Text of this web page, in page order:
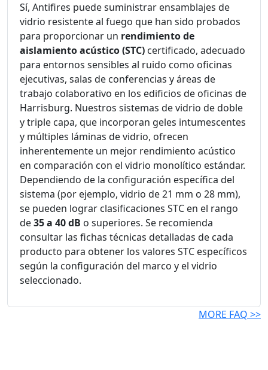
Sí, Antifires puede suministrar ensamblajes de
vidrio resistente al fuego que han sido probados
para proporcionar un rendimiento de
aislamiento acústico (STC) certificado, adecuado
para entornos sensibles al ruido como oficinas
ejecutivas, salas de conferencias y áreas de
trabajo colaborativo en los edificios de oficinas de
Harrisburg. Nuestros sistemas de vidrio de doble
y triple capa, que incorporan geles intumescentes
y múltiples láminas de vidrio, ofrecen
inherentemente un mejor rendimiento acústico
en comparación con el vidrio monolítico estándar.
Dependiendo de la configuración específica del
sistema (por ejemplo, vidrio de 21 mm o 28 mm),
se pueden lograr clasificaciones STC en el rango
de35 a 40 dB o superiores. Se recomienda
consultar las fichas técnicas detalladas de cada
producto para obtener los valores STC específicos
según la configuración del marco y el vidrio
seleccionado.
MORE FAQ >>